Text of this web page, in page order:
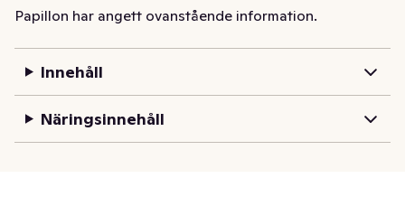
portvin till sin Roquefort. Byborna i Roquefort dricker
dryck är Papillon Roquefort opast en god och pikant ost
till ostbricka.
Roquefort. Den kraftfulla, smakrika kungen av
blåmögelost utvecklar sin fina smak i Combalou-
Papillon har angett ovanstående information.
Innehåll
Näringsinnehåll